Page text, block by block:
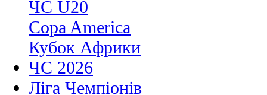
ЧС U20
Copa America
Кубок Африки
ЧС 2026
Ліга Чемпіонів